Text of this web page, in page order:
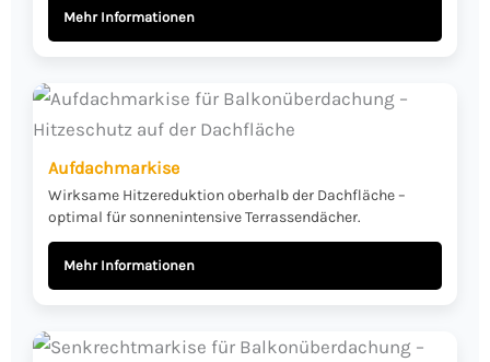
Mehr Informationen
Aufdachmarkise
Wirksame Hitzereduktion oberhalb der Dachfläche –
optimal für sonnenintensive Terrassendächer.
Mehr Informationen